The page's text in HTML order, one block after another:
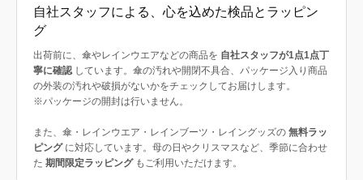
自社スタッフによる、心を込めた検品とラッピン
グ
出荷前に、傘やレインウエアなどの商品を 自社スタッフが1点1点丁
寧に確認しています。傘の汚れや開閉不具合、パッケージ入り商品
の外装の汚れや破損がないかをチェックしてお届けします。
※パッケージの開封は行いません。
また、傘・レインウエア・レインブーツ・レイングッズの 無料ラッ
ピングに対応しています。母の日やクリスマスなど、季節に合わせ
た 期間限定ラッピングもご利用いただけます。